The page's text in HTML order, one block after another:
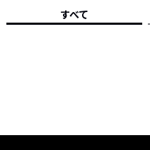
すべて